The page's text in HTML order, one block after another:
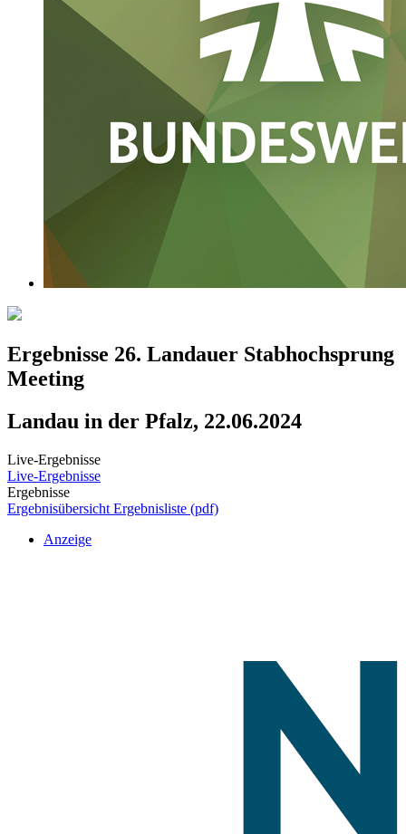
Ergebnisse 26. Landauer Stabhochsprung
Meeting
Landau in der Pfalz, 22.06.2024
Live-Ergebnisse
Live-Ergebnisse
Ergebnisse
Ergebnisübersicht Ergebnisliste (pdf)
Anzeige